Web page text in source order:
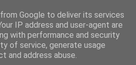
Google to deliver its services
IP address and user-agent are
with performance and security
of service, generate usage
and address abuse.